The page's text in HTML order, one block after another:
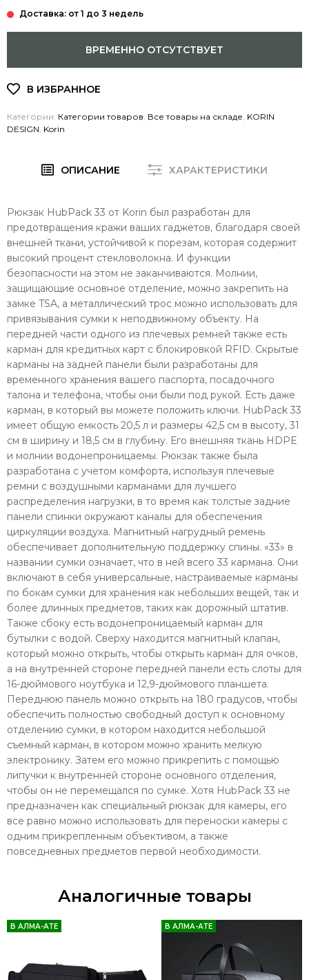
Доставка: от 1 до 3 недель
ВРЕМЕННО ОТСУТСТВУЕТ
Категории: Категории товаров Все товары на складе KORIN
DESIGN Korin
ОПИСАНИЕ ХАРАКТЕРИСТИКИ
Рюкзак HubPack 33 от Korin был разработан для
предотвращения кражи ваших гаджетов, благодаря своей
внешней ткани, устойчивой к порезам, которая содержит
высокий процент стекловолокна. И функции
безопасности на этом не заканчиваются. Молнии,
защищающие основное отделение, можно закрепить на
замке TSA, а металлический трос можно использовать для
привязывания сумки к неподвижному объекту. На
передней части одного из плечевых ремней также есть
карман для кредитных карт с блокировкой RFID. Скрытые
карманы на задней панели были разработаны для
временного хранения вашего паспорта, посадочного
талона и телефона, чтобы они были под рукой. Есть даже
карман, в который вы можете положить ключи. HubPack 33
имеет общую емкость 20,5 л и размеры 42,5 см в высоту, 31
см в ширину и 18,5 см в глубину. Его внешняя ткань HDPE
и молнии водонепроницаемы. Рюкзак также была
разработана с учетом комфорта, используя плечевые
ремни с воздушными карманами для лучшего
распределения нагрузки, в то время как толстые задние
панели спинки окружают каналы для обеспечения
циркуляции воздуха. Магнитный нагрудный ремень
обеспечивает дополнительную поддержку спины. «33» в
названии сумки означает, что в ней всего 33 кармана. Они
включают в себя универсальные, настраиваемые карманы
по бокам сумки для хранения как небольших вещей, так и
более длинных предметов, таких как дорожный штатив.
Также сбоку есть водонепроницаемый карман для
бутылки с водой. Сверху находится магнитный клапан,
который можно открыть, чтобы открыть карман для очков,
а на внутренней стороне передней панели есть слоты для
16-дюймового ноутбука и 12,9-дюймового планшета.
Переднюю панель можно открыть на 180 градусов, чтобы
обеспечить полностью свободный доступ к основному
отделению сумки, в котором находится небольшой
съемный карман, в котором можно хранить мелкую
электронику. Затем его можно прикрепить с помощью
липучки к внутренней стороне основного отделения,
чтобы он не перемещался по сумке. Хотя HubPack 33 не
предназначен как специальный рюкзак для камеры, его
все равно можно использовать для переноски камеры с
одним прикрепленным объективом, а также
повседневных предметов первой необходимости.
Аналогичные товары
В АЛМА-АТЕ В АЛМА-АТЕ